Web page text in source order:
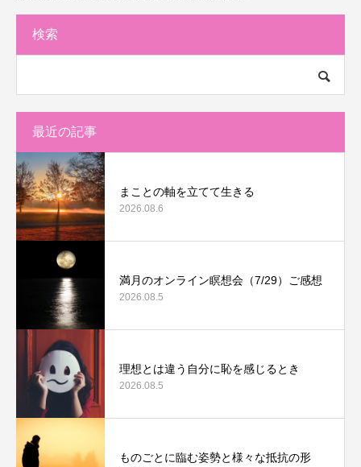
検索
最近の記事
まことの軸を立てて生きる
2026.08.6
満月のオンライン瞑想会（7/29）ご感想
2026.08.5
理想とは違う自分に恥を感じるとき
2026.08.5
ものごとに臨む姿勢と様々な抵抗の形